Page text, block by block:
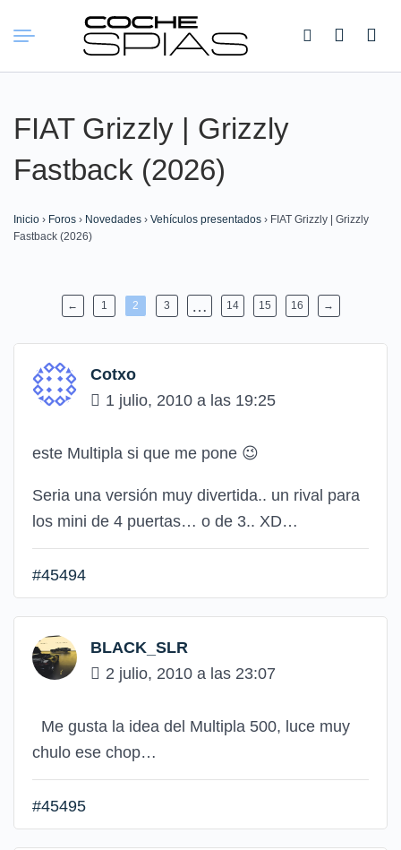
Buscar:
FIAT Grizzly | Grizzly
Fastback (2026)
Inicio › Foros › Novedades › Vehículos presentados › FIAT Grizzly | Grizzly
Fastback (2026)
← 1 2 3 … 14 15 16 →
Cotxo
1 julio, 2010 a las 19:25
este Multipla si que me pone 😉
Seria una versión muy divertida.. un rival para
los mini de 4 puertas… o de 3.. XD…
#45494
BLACK_SLR
2 julio, 2010 a las 23:07
Me gusta la idea del Multipla 500, luce muy
chulo ese chop…
#45495